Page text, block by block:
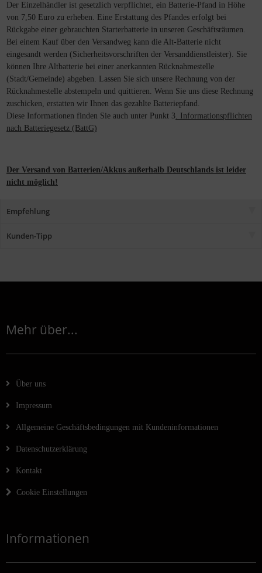
Der Einzelhändler ist gesetzlich verpflichtet, ein Batterie-Pfand in Höhe
von 7,50 Euro zu erheben. Eine Erstattung des Pfandes erfolgt bei
Rückgabe einer gebrauchten Starterbatterie in unseren Geschäftsräumen.
Bei einem Kauf über den Versandweg kann die Alt-Batterie nicht
eingesandt werden (Sicherheitsvorschriften der Versanddienstleister). Sie
können Ihre Altbatterie bei einer anerkannten Rücknahmestelle
(Stadt/Gemeinde) abgeben. Lassen Sie sich unsere Rechnung von der
Rücknahmestelle abstempeln und quittieren. Wenn Sie uns diese Rechnung
zuschicken, erstatten wir Ihnen das gezahlte Batteriepfand.
Diese Informationen finden Sie auch unter Punkt 3. Informationspflichten
nach Batteriegesetz (BattG)
Der Versand von Batterien/Akkus außerhalb Deutschlands ist leider
nicht möglich!
Empfehlung
Kunden-Tipp
Mehr über...
Über uns
Impressum
Allgemeine Geschäftsbedingungen mit Kundeninformationen
Datenschutzerklärung
Kontakt
Cookie Einstellungen
Informationen